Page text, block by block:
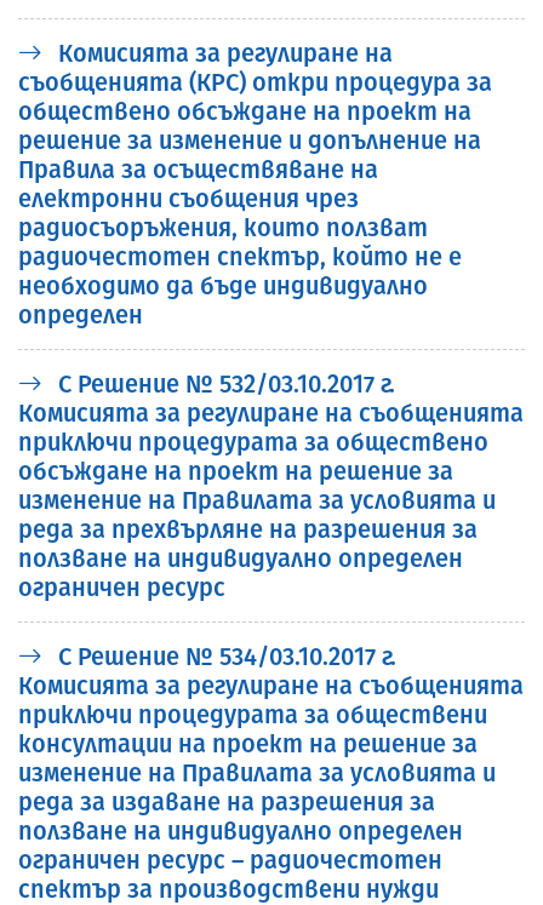
Комисията за регулиране на
съобщенията (КРС) откри процедура за
обществено обсъждане на проект на
решение за изменение и допълнение на
Правила за осъществяване на
електронни съобщения чрез
радиосъоръжения, които ползват
радиочестотен спектър, който не е
необходимо да бъде индивидуално
определен
С Решение № 532/03.10.2017 г.
Комисията за регулиране на съобщенията
приключи процедурата за обществено
обсъждане на проект на решение за
изменение на Правилата за условията и
реда за прехвърляне на разрешения за
ползване на индивидуално определен
ограничен ресурс
С Решение № 534/03.10.2017 г.
Комисията за регулиране на съобщенията
приключи процедурата за обществени
консултации на проект на решение за
изменение на Правилата за условията и
реда за издаване на разрешения за
ползване на индивидуално определен
ограничен ресурс – радиочестотен
спектър за производствени нужди